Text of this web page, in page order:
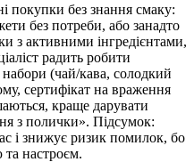
покупки без знання смаку:
без потреби, або занадто
з активними інгредієнтами,
радить робити
набори (чай/кава, солодкий
сертифікат на враження
краще дарувати
з полички». Підсумок:
і знижує ризик помилок, бо
та настроєм.